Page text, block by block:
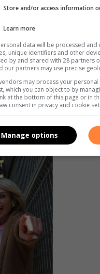
Mitchell.
haar tannie, Letta
van so ver as Pretoria,
Store and/or access information
Learn more
data will be processed
unique identifiers and other
by and shared with 28 partners
our partners may use precise
may process your
which you can object to by
at the bottom of this page or in
consent in privacy and cookie
Manage options